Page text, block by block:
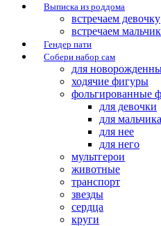
Выписка из роддома
встречаем девочку
встречаем
Гендер пати
Собери набор сам
для
ходячие фигуры
фольгированные
для девочки
для мальчика
для нее
для него
мультгерои
животные
транспорт
звезды
сердца
круги